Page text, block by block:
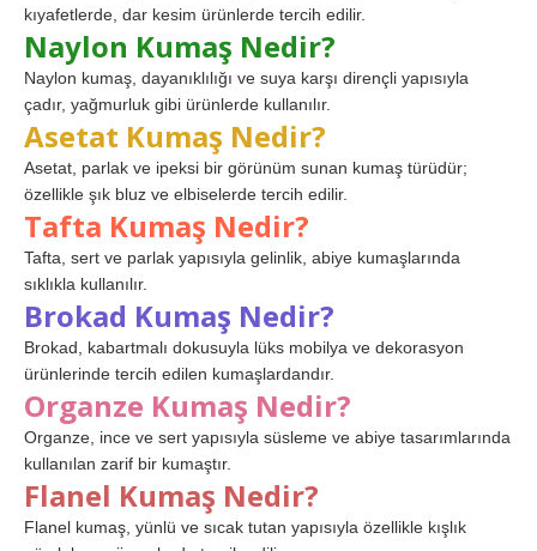
kıyafetlerde, dar kesim ürünlerde tercih edilir.
Naylon Kumaş Nedir?
Naylon kumaş, dayanıklılığı ve suya karşı dirençli yapısıyla
çadır, yağmurluk gibi ürünlerde kullanılır.
Asetat Kumaş Nedir?
Asetat, parlak ve ipeksi bir görünüm sunan kumaş türüdür;
özellikle şık bluz ve elbiselerde tercih edilir.
Tafta Kumaş Nedir?
Tafta, sert ve parlak yapısıyla gelinlik, abiye kumaşlarında
sıklıkla kullanılır.
Brokad Kumaş Nedir?
Brokad, kabartmalı dokusuyla lüks mobilya ve dekorasyon
ürünlerinde tercih edilen kumaşlardandır.
Organze Kumaş Nedir?
Organze, ince ve sert yapısıyla süsleme ve abiye tasarımlarında
kullanılan zarif bir kumaştır.
Flanel Kumaş Nedir?
Flanel kumaş, yünlü ve sıcak tutan yapısıyla özellikle kışlık